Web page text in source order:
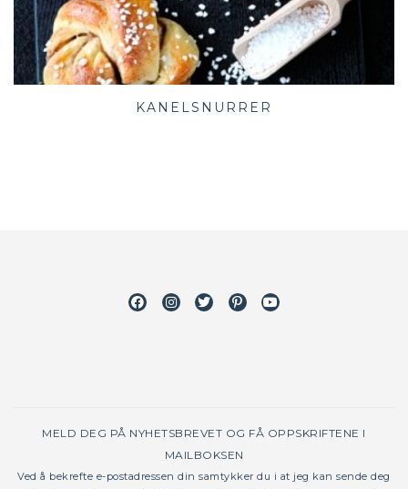
KANELSNURRER
FacebookInstagram
TwitterPinterestYoutube
MELD DEG PÅ NYHETSBREVET OG FÅ OPPSKRIFTENE I
MAILBOKSEN
Ved å bekrefte e-postadressen din samtykker du i at jeg kan sende deg